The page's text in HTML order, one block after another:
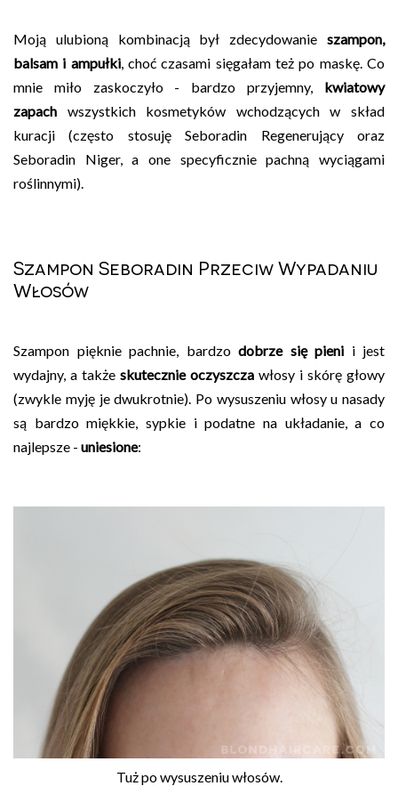
Moją ulubioną kombinacją był zdecydowanie szampon,
balsam i ampułki, choć czasami sięgałam też po maskę. Co
mnie miło zaskoczyło - bardzo przyjemny, kwiatowy
zapach wszystkich kosmetyków wchodzących w skład
kuracji (często stosuję Seboradin Regenerujący oraz
Seboradin Niger, a one specyficznie pachną wyciągami
roślinnymi).
Szampon Seboradin Przeciw Wypadaniu
Włosów
Szampon pięknie pachnie, bardzo dobrze się pieni i jest
wydajny, a także skutecznie oczyszcza włosy i skórę głowy
(zwykle myję je dwukrotnie). Po wysuszeniu włosy u nasady
są bardzo miękkie, sypkie i podatne na układanie, a co
najlepsze - uniesione:
Tuż po wysuszeniu włosów.